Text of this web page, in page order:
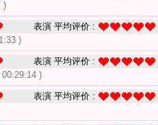
)
表演 平均评价 :
)
表演 平均评价 :
00:29:14 )
表演 平均评价 :